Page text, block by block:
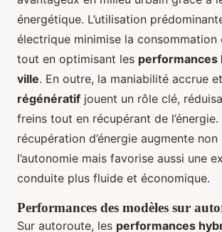
énergétique. L’utilisation
électrique minimise la consommation
tout en optimisant les performances
ville. En outre, la maniabilité accrue
régénératif jouent un rôle clé,
freins tout en récupérant de
récupération d’énergie augmente non
l’autonomie mais favorise aussi une
conduite plus fluide et économique.
Performances des modèles sur
Sur autoroute, les performances